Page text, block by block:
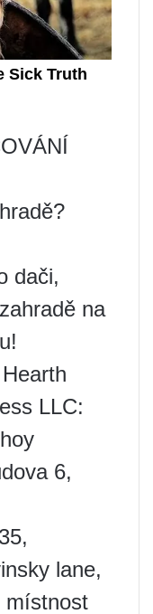
dači,
na
LLC:
6,
lane,
místnost